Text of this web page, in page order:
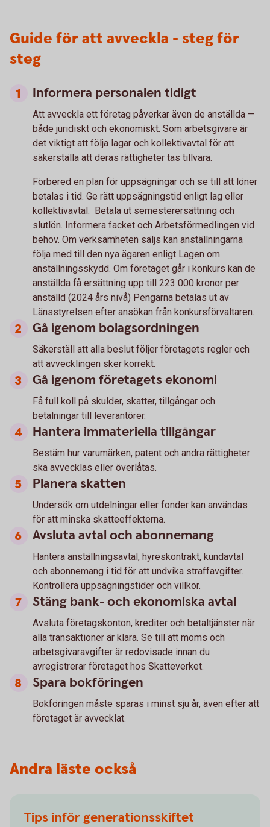
Guide för att avveckla - steg för
steg
Informera personalen tidigt
Att avveckla ett företag påverkar även de anställda —
både juridiskt och ekonomiskt. Som arbetsgivare är
det viktigt att följa lagar och kollektivavtal för att
säkerställa att deras rättigheter tas tillvara.
Förbered en plan för uppsägningar och se till att löner
betalas i tid. Ge rätt uppsägningstid enligt lag eller
kollektivavtal. Betala ut semesterersättning och
slutlön. Informera facket och Arbetsförmedlingen vid
behov. Om verksamheten säljs kan anställningarna
följa med till den nya ägaren enligt Lagen om
anställningsskydd. Om företaget går i konkurs kan de
anställda få ersättning upp till 223 000 kronor per
anställd (2024 års nivå) Pengarna betalas ut av
Länsstyrelsen efter ansökan från konkursförvaltaren.
Gå igenom bolagsordningen
Säkerställ att alla beslut följer företagets regler och
att avvecklingen sker korrekt.
Gå igenom företagets ekonomi
Få full koll på skulder, skatter, tillgångar och
betalningar till leverantörer.
Hantera immateriella tillgångar
Bestäm hur varumärken, patent och andra rättigheter
ska avvecklas eller överlåtas.
Planera skatten
Undersök om utdelningar eller fonder kan användas
för att minska skatteeffekterna.
Avsluta avtal och abonnemang
Hantera anställningsavtal, hyreskontrakt, kundavtal
och abonnemang i tid för att undvika straffavgifter.
Kontrollera uppsägningstider och villkor.
Stäng bank- och ekonomiska avtal
Avsluta företagskonton, krediter och betaltjänster när
alla transaktioner är klara. Se till att moms och
arbetsgivaravgifter är redovisade innan du
avregistrerar företaget hos Skatteverket.
Spara bokföringen
Bokföringen måste sparas i minst sju år, även efter att
företaget är avvecklat.
Andra läste också
Tips inför generationsskiftet